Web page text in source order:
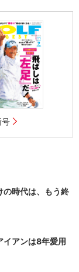
号
の時代は、もう終
イアンは8年愛用